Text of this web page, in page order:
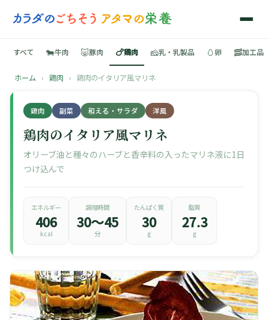
📚
🥚
すべて 🐄牛肉 🐷豚肉 🍗鶏肉 🧀乳・乳製品 🥚卵 🥓加工品
ホーム › 鶏肉 › 鶏肉のイタリア風マリネ
鶏肉 副菜 和える・サラダ 洋風
鶏肉のイタリア風マリネ
オリーブ油と種々のハーブと香辛料の入ったマリネ液に1日
つけ込んで
エネルギー
406
kcal
調理時間
30〜45
分
たんぱく質
30
g
脂質
27.3
g